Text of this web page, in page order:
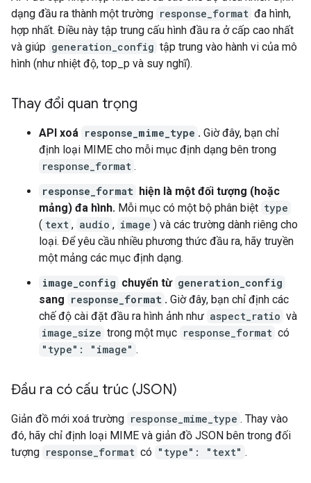
dạng đầu ra thành một trường response_format đa hình,
hợp nhất. Điều này tập trung cấu hình đầu ra ở cấp cao nhất
và giúp generation_config tập trung vào hành vi của mô
hình (như nhiệt độ, top_p và suy nghĩ).
Thay đổi quan trọng
API xoá response_mime_type . Giờ đây, bạn chỉ
định loại MIME cho mỗi mục định dạng bên trong
response_format .
response_format hiện là một đối tượng (hoặc
mảng) đa hình. Mỗi mục có một bộ phân biệt type
( text , audio , image ) và các trường dành riêng cho
loại. Để yêu cầu nhiều phương thức đầu ra, hãy truyền
một mảng các mục định dạng.
image_config chuyển từ generation_config
sang response_format . Giờ đây, bạn chỉ định các
chế độ cài đặt đầu ra hình ảnh như aspect_ratio và
image_size trong một mục response_format có
"type": "image" .
Đầu ra có cấu trúc (JSON)
Giản đồ mới xoá trường response_mime_type . Thay vào
đó, hãy chỉ định loại MIME và giản đồ JSON bên trong đối
tượng response_format có "type": "text" .